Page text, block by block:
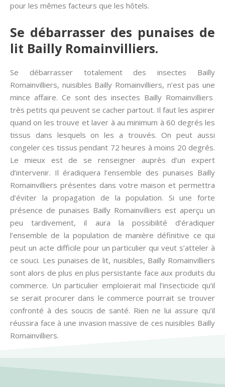
pour les mêmes facteurs que les hôtels.
Se débarrasser des punaises de
lit Bailly Romainvilliers.
Se débarrasser totalement des insectes Bailly
Romainvilliers, nuisibles Bailly Romainvilliers, n’est pas une
mince affaire. Ce sont des insectes Bailly Romainvilliers
très petits qui peuvent se cacher partout. Il faut les aspirer
quand on les trouve et laver à au minimum à 60 degrés les
tissus dans lesquels on les a trouvés. On peut aussi
congeler ces tissus pendant 72 heures à moins 20 degrés.
Le mieux est de se renseigner auprès d’un expert
d’intervenir. Il éradiquera l’ensemble des punaises Bailly
Romainvilliers présentes dans votre maison et permettra
d’éviter la propagation de la population. Si une forte
présence de punaises Bailly Romainvilliers est aperçu un
peu tardivement, il aura la possibilité d’éradiquer
l’ensemble de la population de manière définitive ce qui
peut un acte difficile pour un particulier qui veut s’atteler à
ce souci. Les punaises de lit, nuisibles, Bailly Romainvilliers
sont alors de plus en plus persistante face aux produits du
commerce. Un particulier emploierait mal l’insecticide qu’il
se serait procurer dans le commerce pourrait se trouver
confronté à des soucis de santé. Rien ne lui assure qu’il
réussira face à une invasion massive de ces nuisibles Bailly
Romainvilliers.